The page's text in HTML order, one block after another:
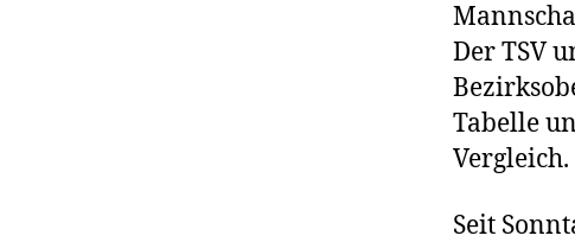
Der TSV
Tabelle
Vergleich.
Seit